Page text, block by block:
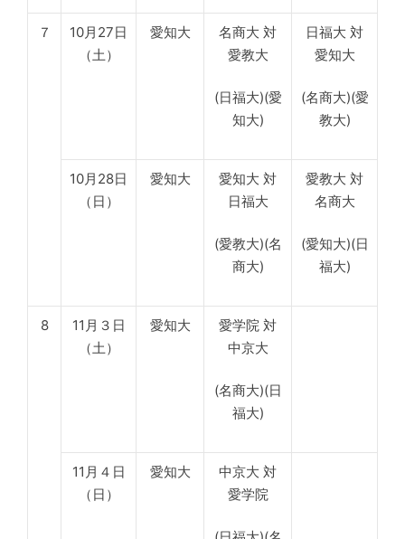
７
10月27日
（土）
愛知大
名商大 対
愛教大
(日福大)(愛
知大)
日福大 対
愛知大
(名商大)(愛
教大)
10月28日
（日）
愛知大
愛知大 対
日福大
(愛教大)(名
商大)
愛教大 対
名商大
(愛知大)(日
福大)
8
11月３日
（土）
愛知大
愛学院 対
中京大
(名商大)(日
福大)
11月４日
（日）
愛知大
中京大 対
愛学院